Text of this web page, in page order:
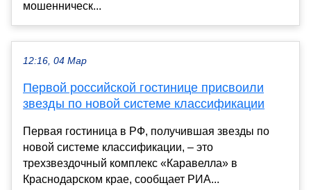
мошенническ...
12:16, 04 Мар
Первой российской гостинице присвоили
звезды по новой системе классификации
Первая гостиница в РФ, получившая звезды по
новой системе классификации, – это
трехзвездочный комплекс «Каравелла» в
Краснодарском крае, сообщает РИА...